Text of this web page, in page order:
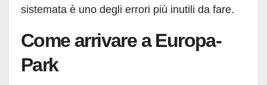
sistemata è uno degli errori più inutili da fare.
Come arrivare a Europa-
Park